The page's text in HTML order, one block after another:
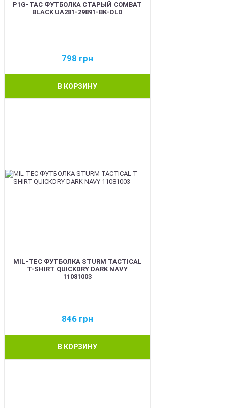
P1G-TAC ФУТБОЛКА СТАРЫЙ COMBAT
BLACK UA281-29891-BK-OLD
798 грн
В КОРЗИНУ
MIL-TEC ФУТБОЛКА STURM TACTICAL
T-SHIRT QUICKDRY DARK NAVY
11081003
846 грн
В КОРЗИНУ